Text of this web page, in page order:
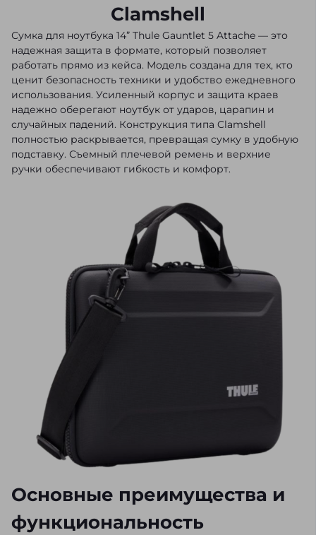
Clamshell
Сумка для ноутбука 14” Thule Gauntlet 5 Attache — это
надежная защита в формате, который позволяет
работать прямо из кейса. Модель создана для тех, кто
ценит безопасность техники и удобство ежедневного
использования. Усиленный корпус и защита краев
надежно оберегают ноутбук от ударов, царапин и
случайных падений. Конструкция типа Clamshell
полностью раскрывается, превращая сумку в удобную
подставку. Съемный плечевой ремень и верхние
ручки обеспечивают гибкость и комфорт.
Основные преимущества и
функциональность